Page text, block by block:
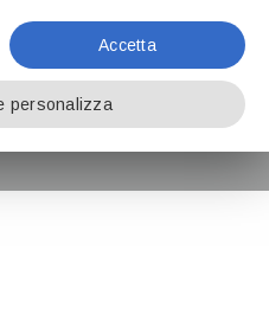
Privacy
Accetta
personalizza